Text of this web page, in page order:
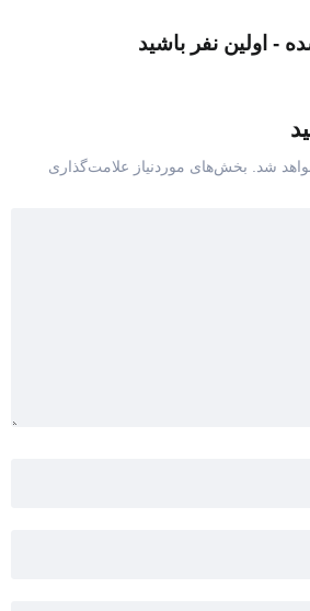
- اولین نفر باشید
شد.
بخش‌های موردنیاز علامت‌گذاری